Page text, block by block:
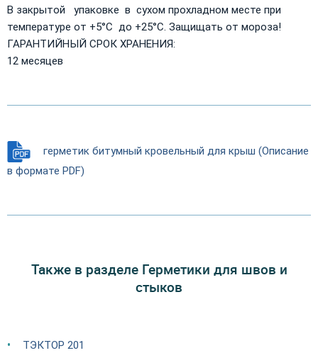
В закрытой упаковке в сухом прохладном месте при
температуре от +5°C до +25°C. Защищать от мороза!
ГАРАНТИЙНЫЙ СРОК ХРАНЕНИЯ:
12 месяцев
герметик битумный кровельный для крыш (Описание
в формате PDF)
Также в разделе Герметики для швов и
стыков
ТЭКТОР 201